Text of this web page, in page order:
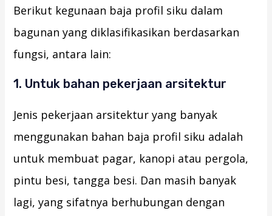
Berikut kegunaan baja profil siku dalam
bagunan yang diklasifikasikan berdasarkan
fungsi, antara lain:
1. Untuk bahan pekerjaan arsitektur
Jenis pekerjaan arsitektur yang banyak
menggunakan bahan baja profil siku adalah
untuk membuat pagar, kanopi atau pergola,
pintu besi, tangga besi. Dan masih banyak
lagi, yang sifatnya berhubungan dengan